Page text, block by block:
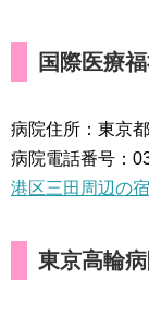
国際医療
病院住所：東京
病院電話番号：
港区三田周辺の
東京高輪